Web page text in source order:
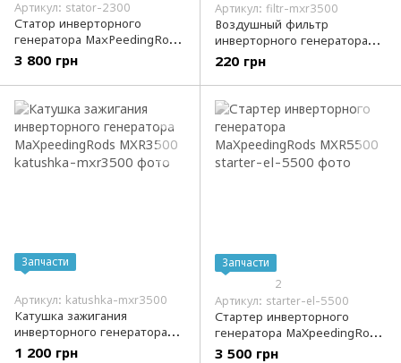
Артикул: stator-2300
Статор инверторного
генератора MaxPeedingRods
MXR2300
3 800 грн
Артикул: filtr-mxr3500
Воздушный фильтр
инверторного генератора
MaXpeedingRods MXR3500
220 грн
Запчасти
Артикул: katushka-mxr3500
Катушка зажигания
инверторного генератора
MaXpeedingRods MXR3500
1 200 грн
Запчасти
2
Артикул: starter-el-5500
Стартер инверторного
генератора MaXpeedingRods
MXR5500
3 500 грн